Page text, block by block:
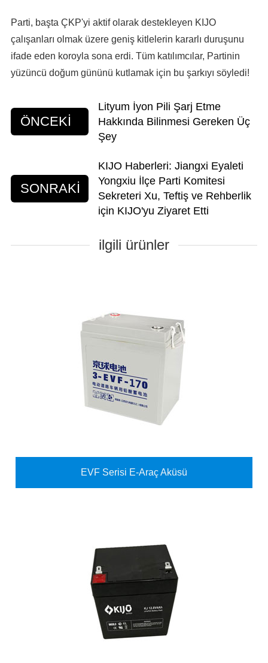
Parti, başta ÇKP'yi aktif olarak destekleyen KIJO
çalışanları olmak üzere geniş kitlelerin kararlı duruşunu
ifade eden koroyla sona erdi. Tüm katılımcılar, Partinin
yüzüncü doğum gününü kutlamak için bu şarkıyı söyledi!
ÖNCEKİ
Lityum İyon Pili Şarj Etme
Hakkında Bilinmesi Gereken Üç
Şey
SONRAKİ
KIJO Haberleri: Jiangxi Eyaleti
Yongxiu İlçe Parti Komitesi
Sekreteri Xu, Teftiş ve Rehberlik
için KIJO'yu Ziyaret Etti
ilgili ürünler
EVF Serisi E-Araç Aküsü